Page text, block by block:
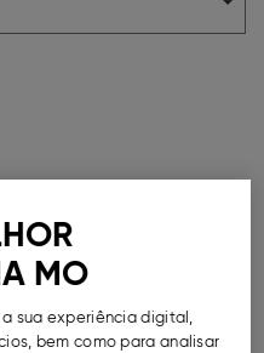
MO
sua experiência digital,
bem como para analisar